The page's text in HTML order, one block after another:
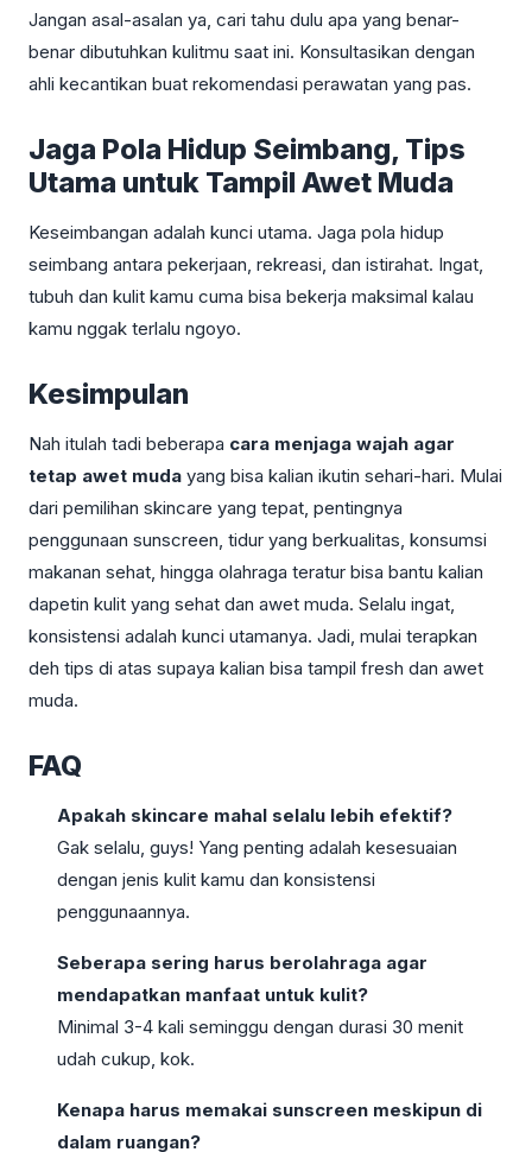
Jangan asal-asalan ya, cari tahu dulu apa yang benar-
benar dibutuhkan kulitmu saat ini. Konsultasikan dengan
ahli kecantikan buat rekomendasi perawatan yang pas.
Jaga Pola Hidup Seimbang, Tips
Utama untuk Tampil Awet Muda
Keseimbangan adalah kunci utama. Jaga pola hidup
seimbang antara pekerjaan, rekreasi, dan istirahat. Ingat,
tubuh dan kulit kamu cuma bisa bekerja maksimal kalau
kamu nggak terlalu ngoyo.
Kesimpulan
Nah itulah tadi beberapa cara menjaga wajah agar
tetap awet muda yang bisa kalian ikutin sehari-hari. Mulai
dari pemilihan skincare yang tepat, pentingnya
penggunaan sunscreen, tidur yang berkualitas, konsumsi
makanan sehat, hingga olahraga teratur bisa bantu kalian
dapetin kulit yang sehat dan awet muda. Selalu ingat,
konsistensi adalah kunci utamanya. Jadi, mulai terapkan
deh tips di atas supaya kalian bisa tampil fresh dan awet
muda.
FAQ
Apakah skincare mahal selalu lebih efektif?
Gak selalu, guys! Yang penting adalah kesesuaian
dengan jenis kulit kamu dan konsistensi
penggunaannya.
Seberapa sering harus berolahraga agar
mendapatkan manfaat untuk kulit?
Minimal 3-4 kali seminggu dengan durasi 30 menit
udah cukup, kok.
Kenapa harus memakai sunscreen meskipun di
dalam ruangan?